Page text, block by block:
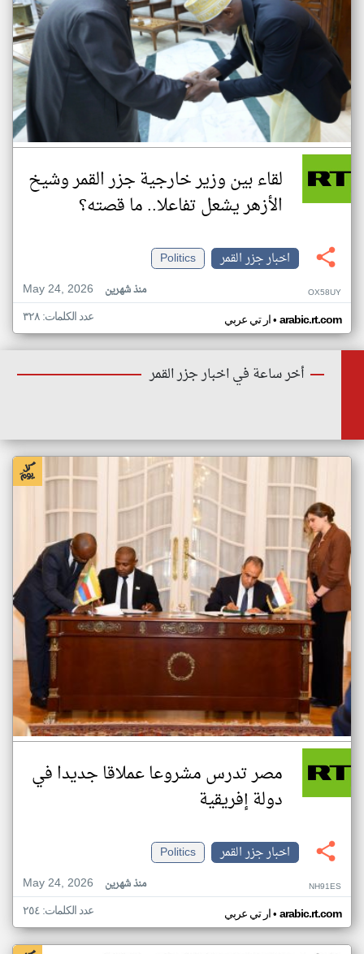
لقاء بين وزير خارجية جزر القمر وشيخ
الأزهر يشعل تفاعلا.. ما قصته؟
اخبار جزر القمر
Politics
May 24, 2026
منذ شهرين OX58UY
ار تي عربي• arabic.rt.com عدد الكلمات: ٣٢٨
أخر ساعة في اخبار جزر القمر
مصر تدرس مشروعا عملاقا جديدا في
دولة إفريقية
اخبار جزر القمر
Politics
May 24, 2026
منذ شهرين NH91ES
ار تي عربي• arabic.rt.com عدد الكلمات: ٢٥٤